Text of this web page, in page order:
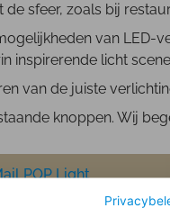
sfeer, zoals bij
van
inspirerende licht
van de juiste
knoppen. Wij
POP Light